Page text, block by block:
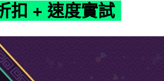
扣 + 速度實試